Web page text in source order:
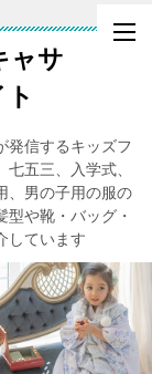
ャサ
発信するキッズフ
五三、入学式、
、男の子用の服の
や靴・バッグ・
しています